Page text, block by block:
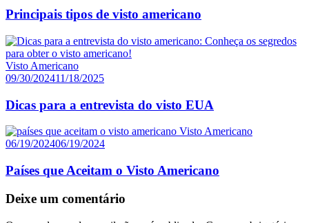
Principais tipos de visto americano
Visto Americano
09/30/202411/18/2025
Dicas para a entrevista do visto EUA
Visto Americano
06/19/202406/19/2024
Países que Aceitam o Visto Americano
Deixe um comentário